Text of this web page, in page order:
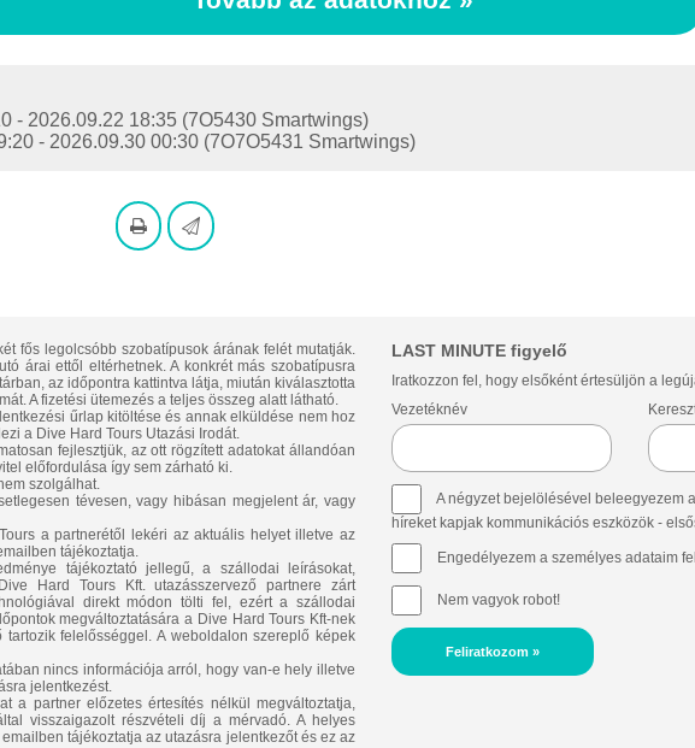
- 2026.09.22 18:35 (7O5430 Smartwings)
- 2026.09.30 00:30 (7O7O5431 Smartwings)
LAST MINUTE figyelő
Iratkozzon fel, hogy elsőként értesüljön a
Vezetéknév
A négyzet bejelölésével beleegyezem
híreket kapjak kommunikációs eszközök -
Engedélyezem a személyes adataim
Nem vagyok robot!
Feliratkozom »
fős legolcsóbb szobatípusok árának felét mutatják.
árai ettől eltérhetnek. A konkrét más szobatípusra
az időpontra kattintva látja, miután kiválasztotta
A fizetési ütemezés a teljes összeg alatt látható.
űrlap kitöltése és annak elküldése nem hoz
a Dive Hard Tours Utazási Irodát.
fejlesztjük, az ott rögzített adatokat állandóan
előfordulása így sem zárható ki.
szolgálhat.
tévesen, vagy hibásan megjelent ár, vagy
a partnerétől lekéri az aktuális helyet illetve az
tájékoztatja.
tájékoztató jellegű, a szállodai leírásokat,
Hard Tours Kft. utazásszervező partnere zárt
direkt módon tölti fel, ezért a szállodai
megváltoztatására a Dive Hard Tours Kft-nek
felelősséggel. A weboldalon szereplő képek
nincs információja arról, hogy van-e hely illetve
jelentkezést.
a partner előzetes értesítés nélkül megváltoztatja,
visszaigazolt részvételi díj a mérvadó. A helyes
tájékoztatja az utazásra jelentkezőt és ez az